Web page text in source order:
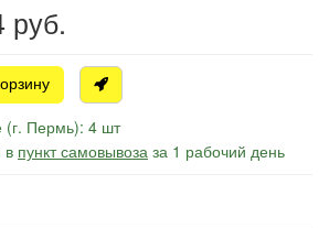
руб.
(г. Пермь): 4 шт
в пункт самовывоза за 1 рабочий день